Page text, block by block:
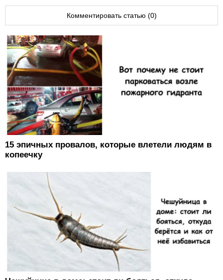
Комментировать статью (0)
15 эпичных провалов, которые влетели людям в
копеечку